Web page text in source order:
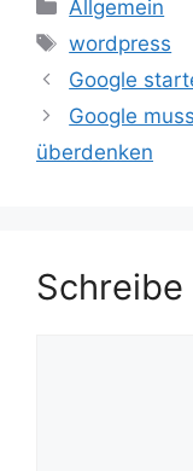
Allgemein
Schlagwörter
wordpress
Google
Google
überdenken